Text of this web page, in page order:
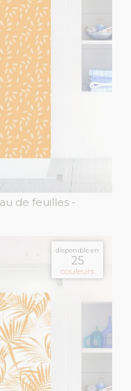
de feuilles -
disponible en
25
couleurs